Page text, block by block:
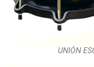
UNIÓN